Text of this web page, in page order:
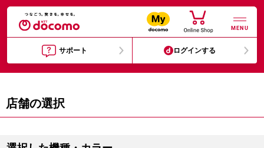
MENU
サポート ログインする
店舗の選択